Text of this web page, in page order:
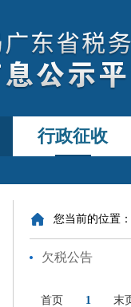
行政征收
您当前的位置
欠税公告
首页 1 末